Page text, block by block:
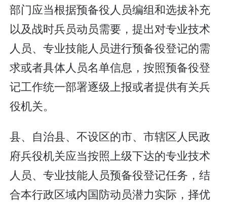
部门应当根据预备役人员编组和选拔补充
以及战时兵员动员需要，提出对专业技术
人员、专业技能人员进行预备役登记的需
求或者具体人员名单信息，按照预备役登
记工作统一部署逐级上报或者提供有关兵
役机关。
县、自治县、不设区的市、市辖区人民政
府兵役机关应当按照上级下达的专业技术
人员、专业技能人员预备役登记任务，结
合本行政区域内国防动员潜力实际，择优